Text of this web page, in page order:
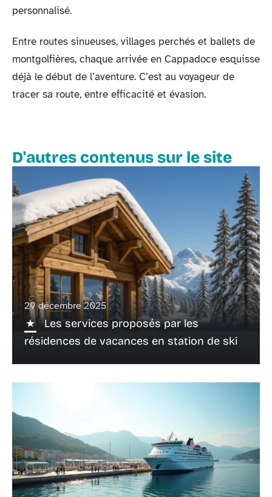
personnalisé.
Entre routes sinueuses, villages perchés et ballets de
montgolfières, chaque arrivée en Cappadoce esquisse
déjà le début de l’aventure. C’est au voyageur de
tracer sa route, entre efficacité et évasion.
D'autres contenus sur le site
29 décembre 2025
Les services proposés par les
résidences de vacances en station de ski